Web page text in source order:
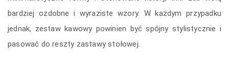
bardziej ozdobne i wyraziste wzory. W każdym przypadku
jednak, zestaw kawowy powinien być spójny stylistycznie i
pasować do reszty zastawy stołowej.